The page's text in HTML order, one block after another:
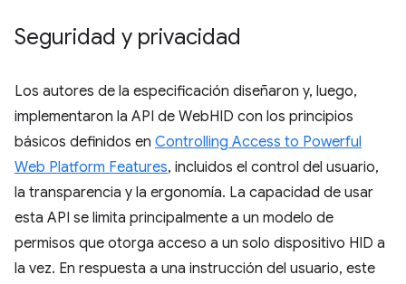
Seguridad y privacidad
Los autores de la especificación diseñaron y, luego,
implementaron la API de WebHID con los principios
básicos definidos en Controlling Access to Powerful
Web Platform Features, incluidos el control del usuario,
la transparencia y la ergonomía. La capacidad de usar
esta API se limita principalmente a un modelo de
permisos que otorga acceso a un solo dispositivo HID a
la vez. En respuesta a una instrucción del usuario, este